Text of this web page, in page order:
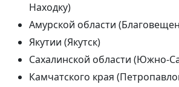
Находку)
Амурской области
Якутии (Якутск)
Сахалинской области (Южно-
Камчатского края